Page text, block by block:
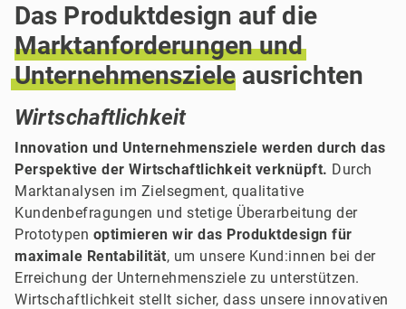
Das Produktdesign auf die
Marktanforderungen und
Unternehmenszieleausrichten
Wirtschaftlichkeit
Innovation und Unternehmensziele werden durch das
Perspektive der Wirtschaftlichkeit verknüpft. Durch
Marktanalysen im Zielsegment, qualitative
Kundenbefragungen und stetige Überarbeitung der
Prototypen optimieren wir das Produktdesign für
maximale Rentabilität, um unsere Kund:innen bei der
Erreichung der Unternehmensziele zu unterstützen.
Wirtschaftlichkeit stellt sicher, dass unsere innovativen